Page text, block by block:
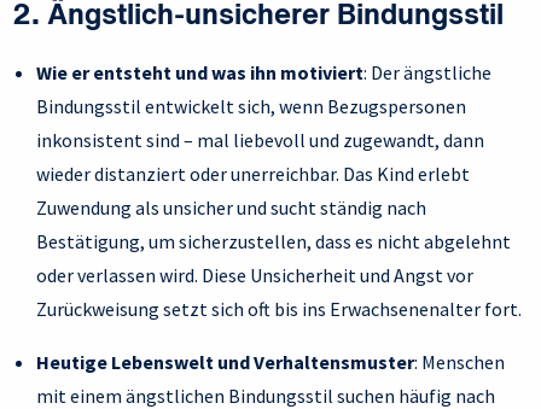
2. Ängstlich-unsicherer Bindungsstil
Wie er entsteht und was ihn motiviert: Der ängstliche
Bindungsstil entwickelt sich, wenn Bezugspersonen
inkonsistent sind – mal liebevoll und zugewandt, dann
wieder distanziert oder unerreichbar. Das Kind erlebt
Zuwendung als unsicher und sucht ständig nach
Bestätigung, um sicherzustellen, dass es nicht abgelehnt
oder verlassen wird. Diese Unsicherheit und Angst vor
Zurückweisung setzt sich oft bis ins Erwachsenenalter fort.
Heutige Lebenswelt und Verhaltensmuster: Menschen
mit einem ängstlichen Bindungsstil suchen häufig nach